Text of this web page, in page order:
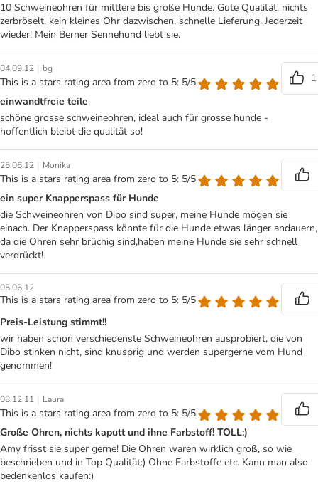
10 Schweineohren für mittlere bis große Hunde. Gute Qualität, nichts
zerbröselt, kein kleines Ohr dazwischen, schnelle Lieferung. Jederzeit
wieder! Mein Berner Sennehund liebt sie.
04.09.12 | bg
This is a stars rating area from zero to 5: 5/5
1
einwandtfreie teile
schöne grosse schweineohren, ideal auch für grosse hunde -
hoffentlich bleibt die qualität so!
25.06.12 | Monika
This is a stars rating area from zero to 5: 5/5
ein super Knapperspass für Hunde
die Schweineohren von Dipo sind super, meine Hunde mögen sie
einach. Der Knapperspass könnte für die Hunde etwas länger andauern,
da die Ohren sehr brüchig sind,haben meine Hunde sie sehr schnell
verdrückt!
05.06.12
This is a stars rating area from zero to 5: 5/5
Preis-Leistung stimmt!!
wir haben schon verschiedenste Schweineohren ausprobiert, die von
Dibo stinken nicht, sind knusprig und werden supergerne vom Hund
genommen!
08.12.11 | Laura
This is a stars rating area from zero to 5: 5/5
Große Ohren, nichts kaputt und ihne Farbstoff! TOLL:)
Amy frisst sie super gerne! Die Ohren waren wirklich groß, so wie
beschrieben und in Top Qualität:) Ohne Farbstoffe etc. Kann man also
bedenkenlos kaufen:)